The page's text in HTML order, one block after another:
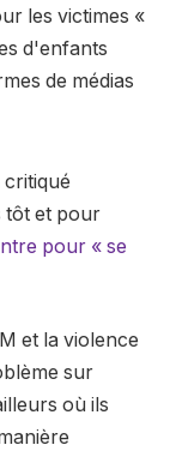
les victimes «
d'enfants
de médias
critiqué
tôt et pour
pour « se
et la violence
sur
où ils